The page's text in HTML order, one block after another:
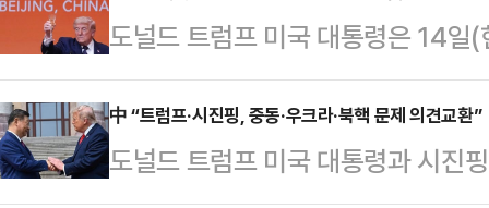
도널드 트럼프 미국 대통령은 14일
상회담을 긍정적으로 평가하며 시
이터통신 등에 따르면 트럼프 대통
서 시 주석 주최로 열린 국빈 만찬
中 “트럼프·시진핑, 중동·우크라·북핵 문제 의견교환”
도널드 트럼프 미국 대통령과 시진